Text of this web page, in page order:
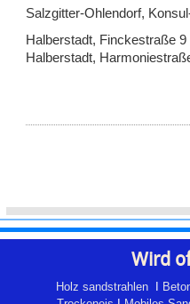
Salzgitter-Ohlendorf,
Halberstadt, Finckestraße 9
Halberstadt,
Wird
Holz sandstrahlenI